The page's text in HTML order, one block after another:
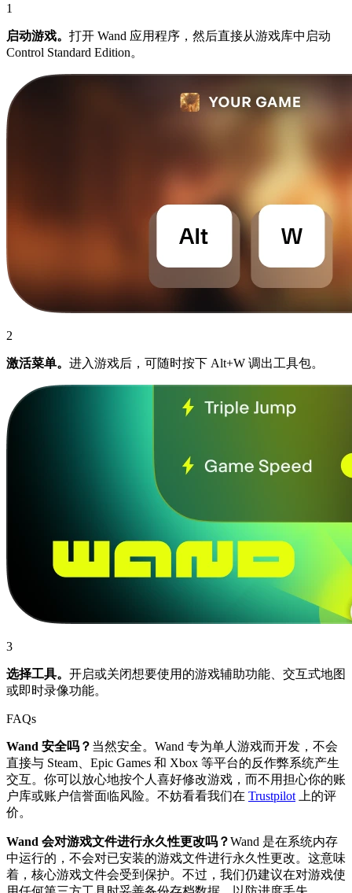
1
启动游戏。 打开 Wand 应用程序，然后直接从游戏库中启动
Control Standard Edition。
2
激活菜单。 进入游戏后，可随时按下 Alt+W 调出工具包。
3
选择工具。 开启或关闭想要使用的游戏辅助功能、交互式地图
或即时录像功能。
FAQs
Wand 安全吗？ 当然安全。Wand 专为单人游戏而开发，不会
直接与 Steam、Epic Games 和 Xbox 等平台的反作弊系统产生
交互。你可以放心地按个人喜好修改游戏，而不用担心你的账
户库或账户信誉面临风险。不妨看看我们在 Trustpilot 上的评
价。
Wand 会对游戏文件进行永久性更改吗？Wand 是在系统内存
中运行的，不会对已安装的游戏文件进行永久性更改。这意味
着，核心游戏文件会受到保护。不过，我们仍建议在对游戏使